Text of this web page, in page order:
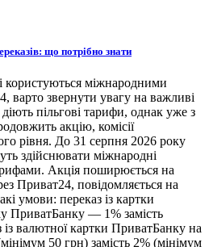
що потрібно знати
користуються міжнародними
варто звернути увагу на важливі
пільгові тарифи, однак уже з
акцію, комісії
рівня. До 31 серпня 2026 року
здійснювати міжнародні
Акція поширюється на
Приват24, повідомляється на
умови: переказ із картки
ПриватБанку — 1% замість
валютної картки ПриватБанку на
50 грн) замість 2% (мінімум